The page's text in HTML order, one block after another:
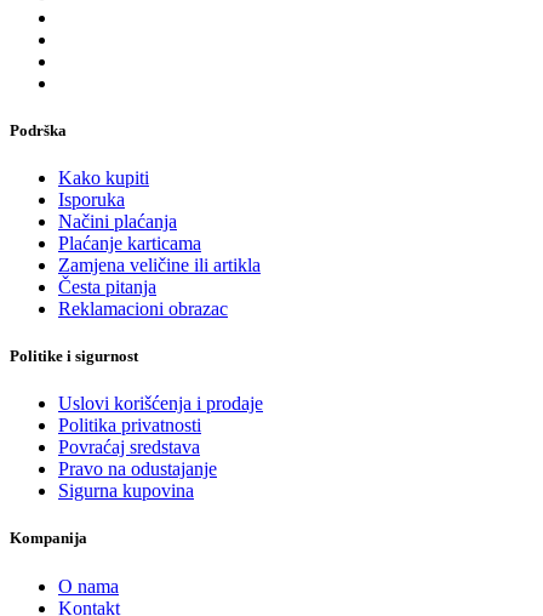
Podrška
Kako kupiti
Isporuka
Načini plaćanja
Plaćanje karticama
Zamjena veličine ili artikla
Česta pitanja
Reklamacioni obrazac
Politike i sigurnost
Uslovi korišćenja i prodaje
Politika privatnosti
Povraćaj sredstava
Pravo na odustajanje
Sigurna kupovina
Kompanija
O nama
Kontakt